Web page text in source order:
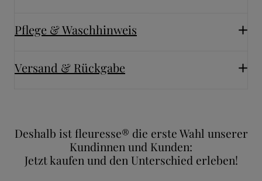
Pflege & Waschhinweis
Versand & Rückgabe
Deshalb ist fleuresse® die erste Wahl unserer
Kundinnen und Kunden:
Jetzt kaufen und den Unterschied erleben!